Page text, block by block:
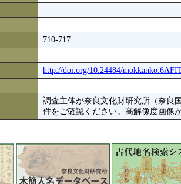
710-717
http://doi.org/10.24484/
調査主体が奈良文化財研究所（奈良
件をご確認ください。高解像度画像